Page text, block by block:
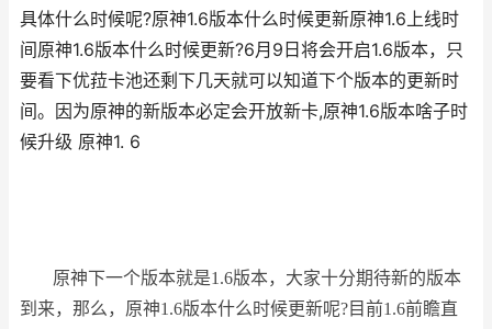
具体什么时候呢?原神1.6版本什么时候更新原神1.6上线时
间原神1.6版本什么时候更新?6月9日将会开启1.6版本，只
要看下优菈卡池还剩下几天就可以知道下个版本的更新时
间。因为原神的新版本必定会开放新卡,原神1.6版本啥子时
候升级 原神1. 6
原神下一个版本就是1.6版本，大家十分期待新的版本
到来，那么，原神1.6版本什么时候更新呢?目前1.6前瞻直